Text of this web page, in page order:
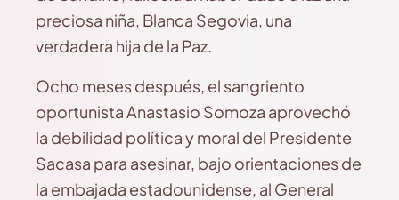
preciosa niña, Blanca Segovia, una
verdadera hija de la Paz.
Ocho meses después, el sangriento
oportunista Anastasio Somoza aprovechó
la debilidad política y moral del Presidente
Sacasa para asesinar, bajo orientaciones de
la embajada estadounidense, al General